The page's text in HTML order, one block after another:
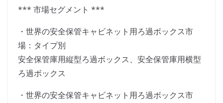
*** 市場セグメント ***
・世界の安全保管キャビネット用ろ過ボックス市
場：タイプ別
安全保管庫用縦型ろ過ボックス、安全保管庫用横型
ろ過ボックス
・世界の安全保管キャビネット用ろ過ボックス市